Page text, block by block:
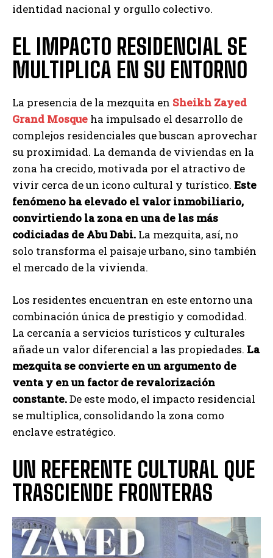
identidad nacional y orgullo colectivo.
EL IMPACTO RESIDENCIAL SE
MULTIPLICA EN SU ENTORNO
La presencia de la mezquita en Sheikh Zayed
Grand Mosque ha impulsado el desarrollo de
complejos residenciales que buscan aprovechar
su proximidad. La demanda de viviendas en la
zona ha crecido, motivada por el atractivo de
vivir cerca de un icono cultural y turístico. Este
fenómeno ha elevado el valor inmobiliario,
convirtiendo la zona en una de las más
codiciadas de Abu Dabi. La mezquita, así, no
solo transforma el paisaje urbano, sino también
el mercado de la vivienda.
Los residentes encuentran en este entorno una
combinación única de prestigio y comodidad.
La cercanía a servicios turísticos y culturales
añade un valor diferencial a las propiedades. La
mezquita se convierte en un argumento de
venta y en un factor de revalorización
constante.De este modo, el impacto residencial
se multiplica, consolidando la zona como
enclave estratégico.
UN REFERENTE CULTURAL QUE
TRASCIENDE FRONTERAS